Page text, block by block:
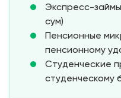
Экспресс-
сум)
Пенсионные
пенсионному
Студенческие
студенческому